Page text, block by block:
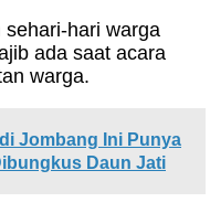
hari warga
ada saat acara
warga.
Jombang Ini Punya
Daun Jati